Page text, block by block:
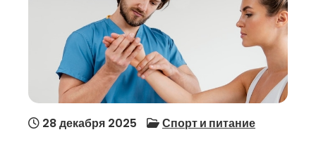
28 декабря 2025 Спорт и питание